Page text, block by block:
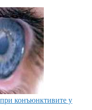
конъюнктивите у